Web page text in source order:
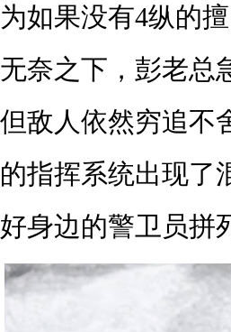
为如果没有4纵的
无奈之下，彭老总
但敌人依然穷追不
的指挥系统出现了
好身边的警卫员拼